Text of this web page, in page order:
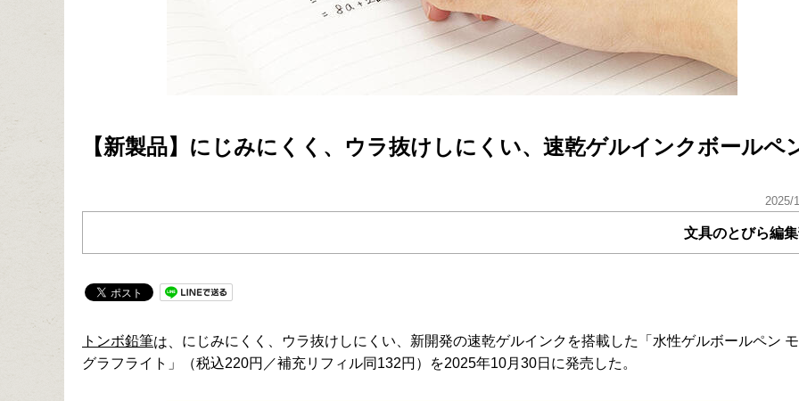
【新製品】にじみにくく、ウラ抜けしにくい、速乾ゲルインクボールペ
2025/
文具のとびら編
トンボ鉛筆は、 にじみにくく、ウラ抜けしにくい、新開発の速乾ゲルインクを搭載した「水性ゲルボールペン
グラフライト」（税込220円／補充リフィル同132円）を2025年10月30日に発売した。